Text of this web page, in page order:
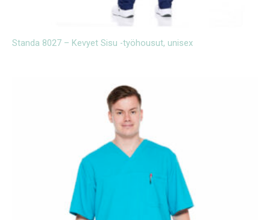
Standa 8027 – Kevyet Sisu -työhousut, unisex